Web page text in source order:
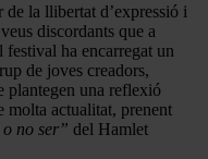
la llibertat d’expressió i
discordants que a
festival ha encarregat un
de joves creadors,
plantegen una reflexió
molta actualitat, prenent
o no ser” del Hamlet